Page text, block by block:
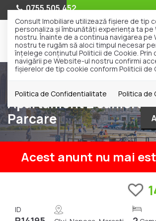
Consult Imobiliare utilizează fişiere de tip
personaliza și îmbunătăți experiența ta pe
nostru. Înainte de a continua navigarea pe
nostru te rugăm să aloci timpul necesar
înțelege conținutul Politicii de Cookie. Prin
navigării pe Website-ul nostru confirmi
fişierelor de tip cookie conform Politicii de
Politica de Confidentialitate Politica de
0755.505.452
Apartament 2 camere |
Parcare
Acest anunt nu mai
ID